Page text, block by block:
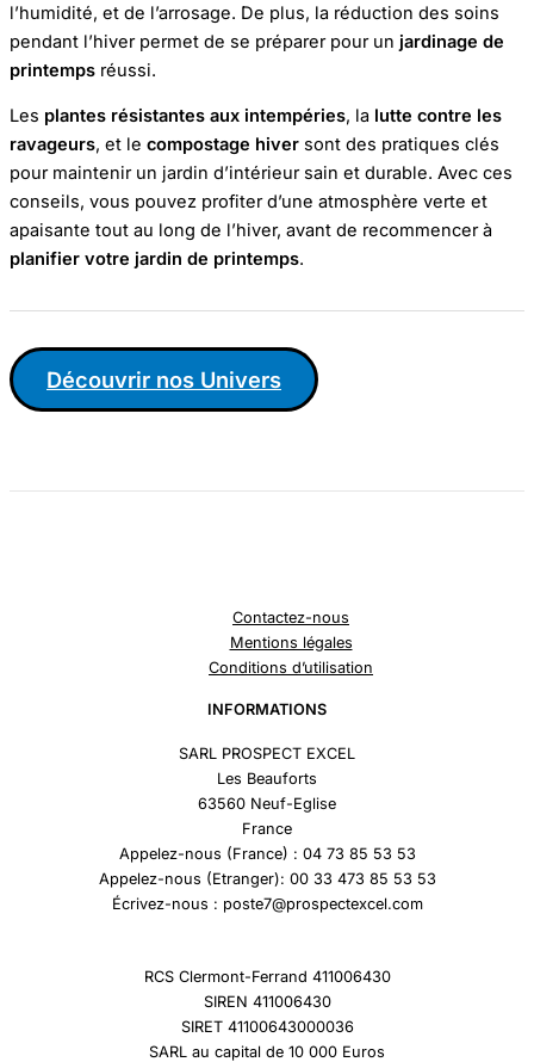
l’humidité, et de l’arrosage. De plus, la réduction des soins
pendant l’hiver permet de se préparer pour un jardinage de
printemps réussi.
Les plantes résistantes aux intempéries, la lutte contre les
ravageurs, et le compostage hiver sont des pratiques clés
pour maintenir un jardin d’intérieur sain et durable. Avec ces
conseils, vous pouvez profiter d’une atmosphère verte et
apaisante tout au long de l’hiver, avant de recommencer à
planifier votre jardin de printemps.
Découvrir nos Univers
Contactez-nous
Mentions légales
Conditions d’utilisation
INFORMATIONS
SARL PROSPECT EXCEL
Les Beauforts
63560 Neuf-Eglise
France
Appelez-nous (France) : 04 73 85 53 53
Appelez-nous (Etranger): 00 33 473 85 53 53
Écrivez-nous : poste7@prospectexcel.com
RCS Clermont-Ferrand 411006430
SIREN 411006430
SIRET 41100643000036
SARL au capital de 10 000 Euros